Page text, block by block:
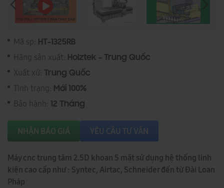
Mã sp: HT-1325RB
Hãng sản xuất: Holztek - Trung Quốc
Xuất xứ: Trung Quốc
Tình trạng: Mới 100%
Bảo hành: 12 Tháng
NHẬN BÁO GIÁ YÊU CẦU TƯ VẤN
Máy cnc trung tâm 2.5D khoan 5 mặt sử dụng hệ thống linh
kiện cao cấp như : Syntec, Airtac, Schneider đến từ Đài Loan
Pháp